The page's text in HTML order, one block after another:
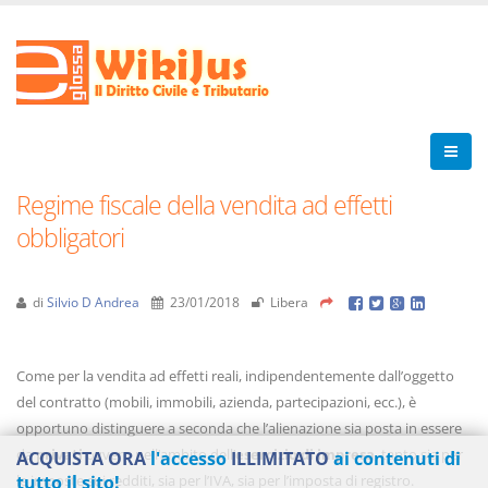
Regime fiscale della vendita ad effetti
obbligatori
di Silvio D Andrea 23/01/2018 Libera
Come per la vendita ad effetti reali, indipendentemente dall’oggetto
del contratto (mobili, immobili, azienda, partecipazioni, ecc.), è
opportuno distinguere a seconda che l’alienazione sia posta in essere
daprivatiovvero nell’ambito dell’esercizio di impresa, tanto sia per
le imposte sui redditi, sia per l’IVA, sia per l’imposta di registro.
ACQUISTA ORAl'accessoILLIMITATOai contenuti di
tutto il sito!